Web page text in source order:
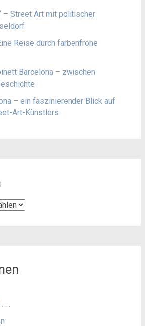
– Street Art mit politischer
Reise durch farbenfrohe
Barcelona – zwischen
– ein faszinierender Blick auf
Art-Künstlers
. .